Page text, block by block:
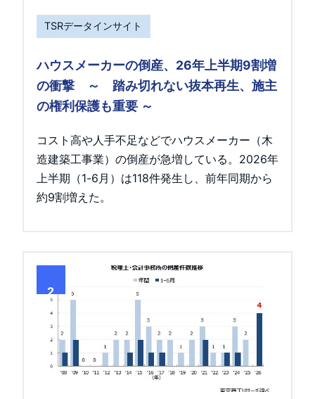
TSRデータインサイト
ハウスメーカーの倒産、26年上半期9割増
の衝撃 ～ 踏み切れない抜本再生、施主
の権利保護も重要 ～
コスト高や人手不足などでハウスメーカー（木
造建築工事業）の倒産が急増している。2026年
上半期（1-6月）は118件発生し、前年同期から
約9割増えた。
2